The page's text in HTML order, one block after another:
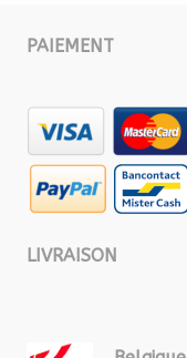
PAIEMENT
LIVRAISON